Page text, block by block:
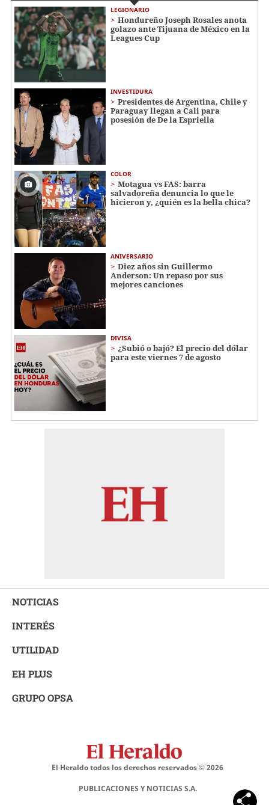
LEGIONARIO
Hondureño Joseph Rosales anota
golazo ante Tijuana de México en la
Leagues Cup
INVESTIDURA
Presidentes de Argentina, Chile y
Paraguay llegan a Cali para
posesión de De la Espriella
COLOR
Motagua vs FAS: barra
salvadoreña denuncia lo que le
hicieron y, ¿quién es la bella chica?
ANIVERSARIO
Diez años sin Guillermo
Anderson: Un repaso por sus
mejores canciones
DIVISA
¿Subió o bajó? El precio del dólar
para este viernes 7 de agosto
NOTICIAS
INTERÉS
UTILIDAD
EH PLUS
GRUPO OPSA
El Heraldo todos los derechos reservados ©2026
PUBLICACIONES Y NOTICIAS S.A.